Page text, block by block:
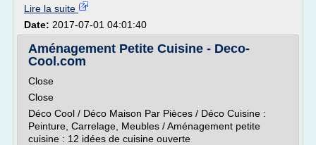
Lire la suite
Date: 2017-07-01 04:01:40
Aménagement Petite Cuisine - Deco-
Cool.com
Close
Close
Déco Cool / Déco Maison Par Pièces / Déco Cuisine :
Peinture, Carrelage, Meubles / Aménagement petite
cuisine : 12 idées de cuisine ouverte